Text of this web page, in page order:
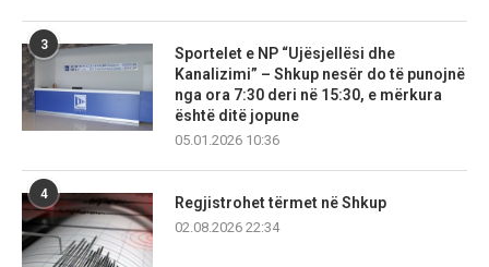
3
Sportelet e NP “Ujësjellësi dhe
Kanalizimi” – Shkup nesër do të punojnë
nga ora 7:30 deri në 15:30, e mërkura
është ditë jopune
05.01.2026 10:36
4
Regjistrohet tërmet në Shkup
02.08.2026 22:34